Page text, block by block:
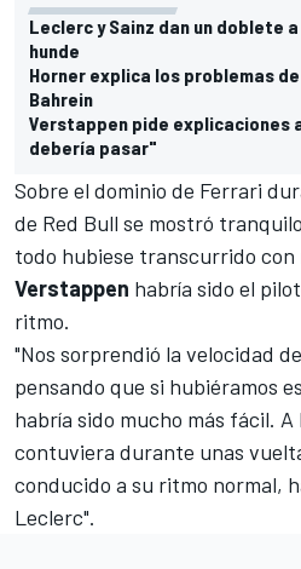
Leclerc y Sainz dan un doblete
hunde
Horner explica los problemas
Bahrein
Verstappen pide explicaciones
debería pasar"
Sobre el dominio de Ferrari
de Red Bull se mostró
todo hubiese transcurrido con
Verstappen habría sido el
ritmo.
"Nos sorprendió la velocidad
pensando que si hubiéramos
habría sido mucho más fácil. A
contuviera durante unas
conducido a su ritmo normal,
Leclerc".